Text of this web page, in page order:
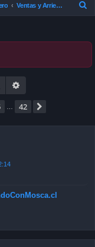
Ventas y Arriendos
Search
42